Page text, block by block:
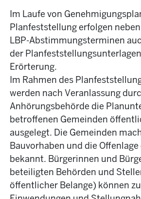
Im Laufe von
Planfeststellung erfolgen
LBP-Abstimmungsterminen
der
Erörterung.
Im Rahmen des
werden nach Veranlassung
Anhörungsbehörde die
betroffenen Gemeinden
ausgelegt. Die Gemeinden
Bauvorhaben und die
bekannt. Bürgerinnen und
beteiligten Behörden und
öffentlicher Belange) können